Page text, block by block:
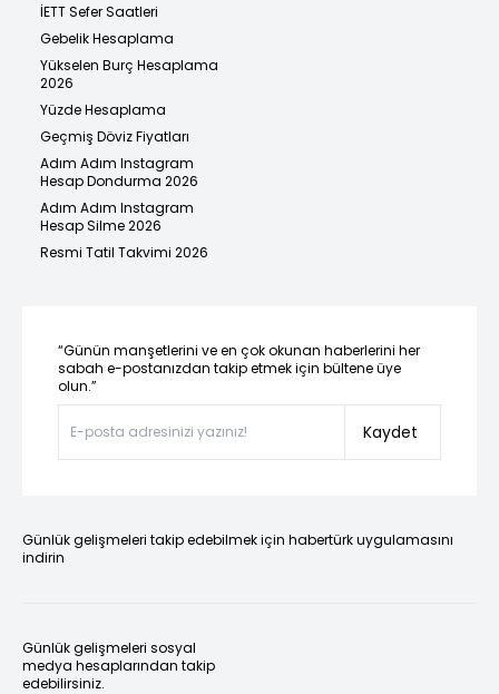
İETT Sefer Saatleri
Gebelik Hesaplama
Yükselen Burç Hesaplama
2026
Yüzde Hesaplama
Geçmiş Döviz Fiyatları
Adım Adım Instagram
Hesap Dondurma 2026
Adım Adım Instagram
Hesap Silme 2026
Resmi Tatil Takvimi 2026
“Günün manşetlerini ve en çok okunan haberlerini her
sabah e-postanızdan takip etmek için bültene üye
olun.”
Kaydet
Günlük gelişmeleri takip edebilmek için habertürk uygulamasını
indirin
Günlük gelişmeleri sosyal
medya hesaplarından takip
edebilirsiniz.